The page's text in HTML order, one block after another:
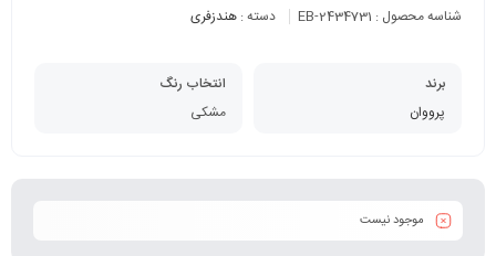
شناسه محصول : EB-2434731 دسته : هندزفری
برند
پرووان
انتخاب رنگ
مشکی
موجود نیست